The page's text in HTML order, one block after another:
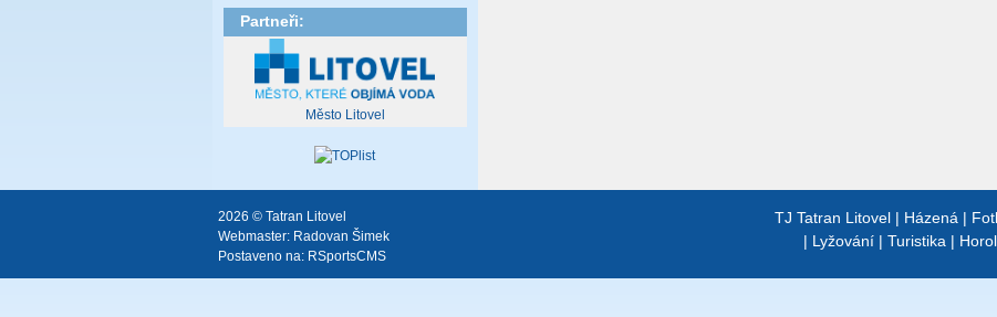
Partneři:
Město Litovel
TJ Tatran Litovel | Házená |
| Lyžování | Turistika |
2026 © Tatran Litovel
Webmaster: Radovan Šimek
Postaveno na: RSportsCMS